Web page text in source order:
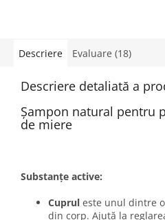
Descriere Evaluare (18)
Descriere detaliată a
Șampon natural pentru
de miere
Substanțe active:
Cuprul este unul dintre
din corp. Ajută la